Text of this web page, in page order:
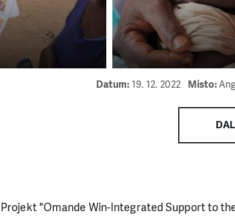
Datum:19. 12. 2022 Místo:
Projekt "Omande Win-Integrated Support to
DAROVAT